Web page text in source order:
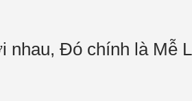
Đó chính là Mễ